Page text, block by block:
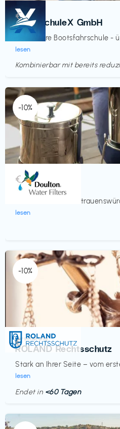
Kurse
BootsschuleX GmbH
Deine faire Bootsfahrschule -
lesen
€‎
Kombinierbar mit bereits
-10%
Küche & Haushalt
Doulton
Seit 200 Jahren
lesen
€‎
-10%
Versicherung
ROLAND Rechtsschutz
Stark an Ihrer Seite – vom
lesen
€‎
Endet in <60 Tagen